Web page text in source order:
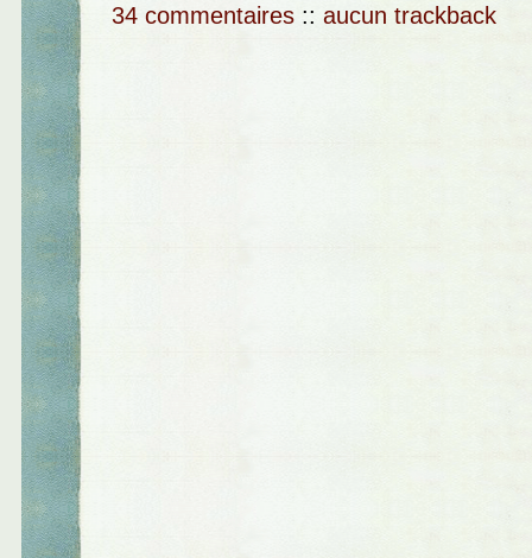
34 commentaires :: aucun trackback